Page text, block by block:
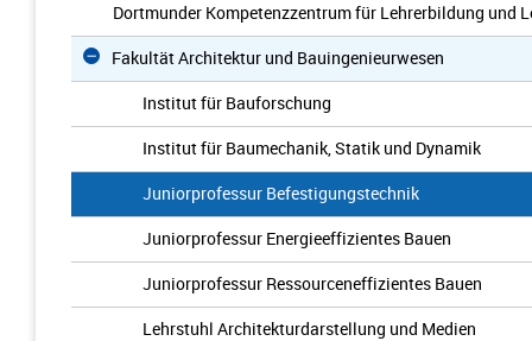
Dortmunder Kompetenzzentrum für Lehrerbildung und
Fakultät Architektur und Bauingenieurwesen
Institut für Bauforschung
Institut für Baumechanik, Statik und Dynamik
Juniorprofessur Befestigungstechnik
Juniorprofessur Energieeffizientes Bauen
Juniorprofessur Ressourceneffizientes Bauen
Lehrstuhl Architekturdarstellung und Medien